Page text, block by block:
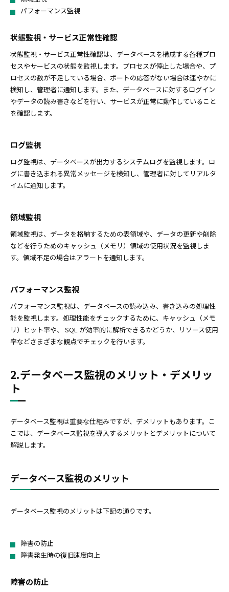
パフォーマンス監視
状態監視・サービス正常性確認
状態監視・サービス正常性確認は、データベースを構成する各種プロ
セスやサービスの状態を監視します。プロセスが停止した場合や、プ
ロセスの数が不足している場合、ポートの応答がない場合は速やかに
検知し、管理者に通知します。また、データベースに対するログイン
やデータの読み書きなどを行い、サービスが正常に動作していること
を確認します。
ログ監視
ログ監視は、データベースが出力するシステムログを監視します。ロ
グに書き込まれる異常メッセージを検知し、管理者に対してリアルタ
イムに通知します。
領域監視
領域監視は、データを格納するための表領域や、データの更新や削除
などを行うためのキャッシュ（メモリ）領域の使用状況を監視しま
す。領域不足の場合はアラートを通知します。
パフォーマンス監視
パフォーマンス監視は、データベースの読み込み、書き込みの処理性
能を監視します。処理性能をチェックするために、キャッシュ（メモ
リ）ヒット率や、 SQL が効率的に解析できるかどうか、リソース使用
率などさまざまな観点でチェックを行います。
2.データベース監視のメリット・デメリッ
ト
データベース監視は重要な仕組みですが、デメリットもあります。こ
こでは、データベース監視を導入するメリットとデメリットについて
解説します。
データベース監視のメリット
データベース監視のメリットは下記の通りです。
障害の防止
障害発生時の復旧速度向上
障害の防止